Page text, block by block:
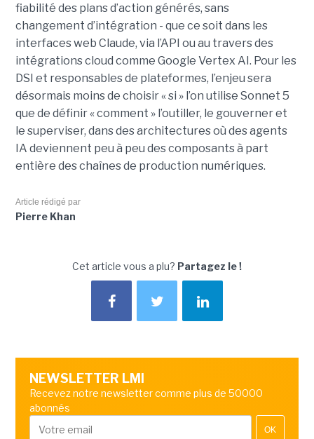
fiabilité des plans d’action générés, sans
changement d’intégration - que ce soit dans les
interfaces web Claude, via l’API ou au travers des
intégrations cloud comme Google Vertex AI. Pour les
DSI et responsables de plateformes, l’enjeu sera
désormais moins de choisir « si » l’on utilise Sonnet 5
que de définir « comment » l’outiller, le gouverner et
le superviser, dans des architectures où des agents
IA deviennent peu à peu des composants à part
entière des chaînes de production numériques.
Article rédigé par
Pierre Khan
Cet article vous a plu? Partagez le !
NEWSLETTER LMI
Recevez notre newsletter comme plus de 50000
abonnés
OK